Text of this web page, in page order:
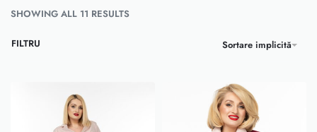
SHOWING ALL 11 RESULTS
Sortare implicită
FILTRU